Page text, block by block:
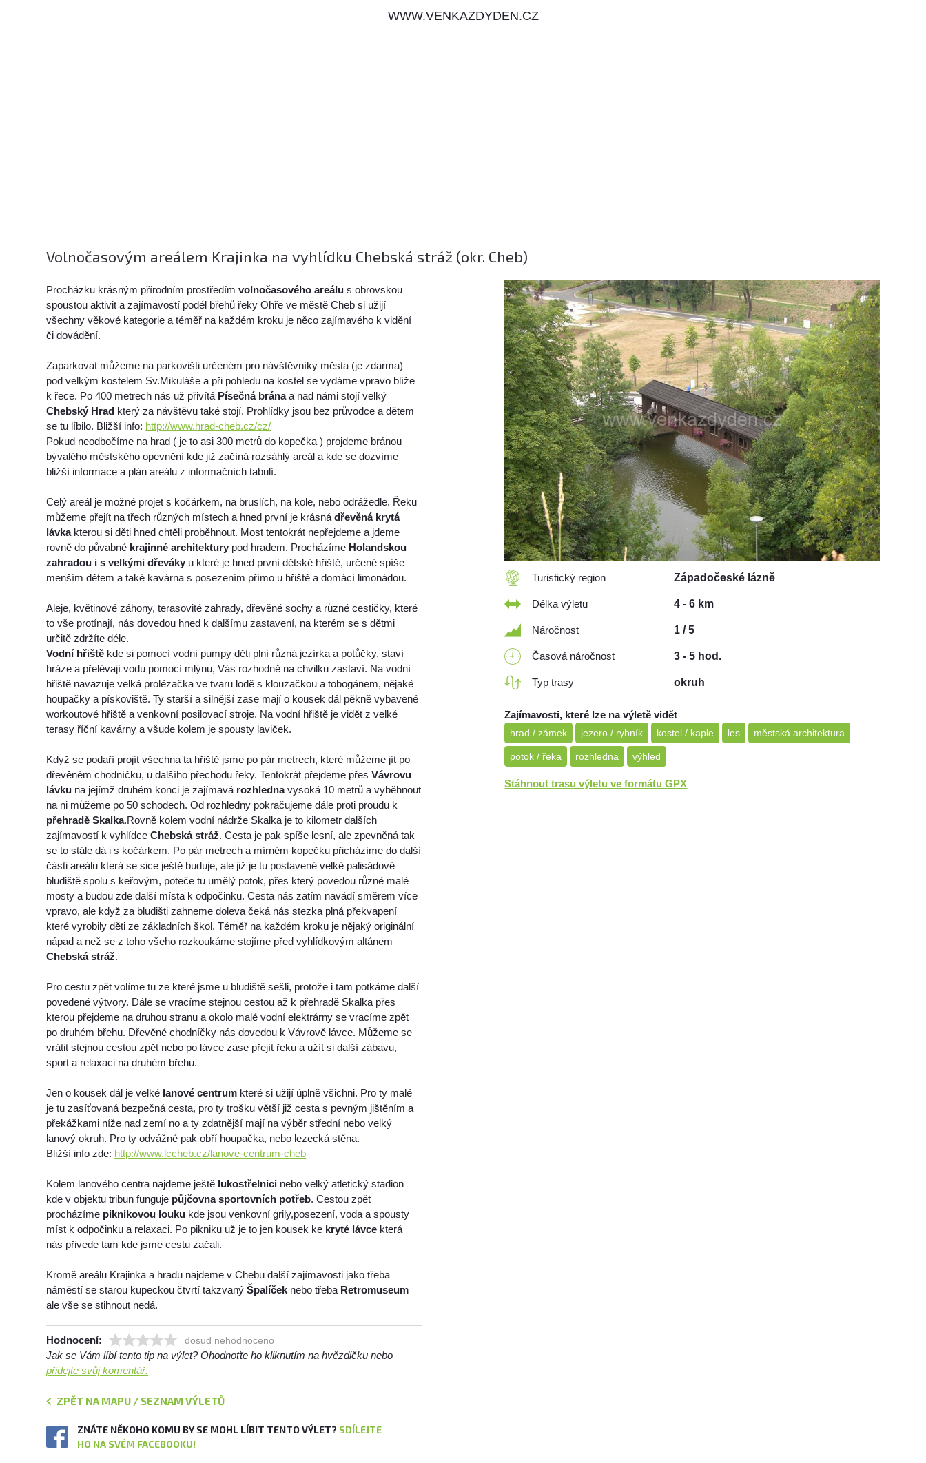
WWW.VENKAZDYDEN.CZ
Volnočasovým areálem Krajinka na vyhlídku Chebská stráž (okr. Cheb)
Procházku krásným přírodním prostředímvolnočasového areálu s obrovskou
spoustou aktivit a zajímavostí podél břehů řeky Ohře ve městě Cheb si užijí
všechny věkové kategorie a téměř na každém kroku je něco zajímavého k vidění
či dovádění.
Zaparkovat můžeme na parkovišti určeném pro návštěvníky města (je zdarma)
pod velkým kostelem Sv.Mikuláše a při pohledu na kostel se vydáme vpravo blíže
k řece. Po 400 metrech nás už přivítá Písečná bránaa nad námi stojí velký
Chebský Hrad který za návštěvu také stojí. Prohlídky jsou bez průvodce a dětem
se tu líbilo. Bližší info: http://www.hrad-cheb.cz/cz/
Pokud neodbočíme na hrad ( je to asi 300 metrů do kopečka ) projdeme bránou
bývalého městského opevnění kde již začíná rozsáhlý areál a kde se dozvíme
bližší informace a plán areálu z informačních tabulí.
Celý areál je možné projet s kočárkem, na bruslích, na kole, nebo odrážedle. Řeku
můžeme přejít na třech různých místech a hned první je krásnádřevěná krytá
lávkakterou si děti hned chtěli proběhnout. Most tentokrát nepřejdeme a jdeme
rovně do půvabné krajinné architektury pod hradem. Procházíme Holandskou
zahradou i s velkými dřeváky u které je hned první dětské hřiště, určené spíše
menším dětem a také kavárna s posezením přímo u hřiště a domácí limonádou.
Aleje, květinové záhony, terasovité zahrady, dřevěné sochy a různé cestičky, které
to vše protínají, nás dovedou hned k dalšímu zastavení, na kterém se s dětmi
určitě zdržíte déle.
Vodní hřiště kde si pomocí vodní pumpy děti plní různá jezírka a potůčky, staví
hráze a přelévají vodu pomocí mlýnu, Vás rozhodně na chvilku zastaví. Na vodní
hřiště navazuje velká prolézačka ve tvaru lodě s klouzačkou a tobogánem, nějaké
houpačky a pískoviště. Ty starší a silnější zase mají o kousek dál pěkně vybavené
workoutové hřiště a venkovní posilovací stroje. Na vodní hřiště je vidět z velké
terasy říční kavárny a všude kolem je spousty laviček.
Když se podaří projít všechna ta hřiště jsme po pár metrech, které můžeme jít po
dřevěném chodníčku, u dalšího přechodu řeky. Tentokrát přejdeme přesVávrovu
lávku na jejímž druhém konci je zajímavá rozhlednavysoká 10 metrů a vyběhnout
na ni můžeme po 50 schodech. Od rozhledny pokračujeme dále proti proudu k
přehradě Skalka.Rovně kolem vodní nádrže Skalka je to kilometr dalších
zajímavostí k vyhlídceChebská stráž. Cesta je pak spíše lesní, ale zpevněná tak
se to stále dá i s kočárkem. Po pár metrech a mírném kopečku přicházíme do další
části areálu která se sice ještě buduje, ale již je tu postavené velké palisádové
bludiště spolu s keřovým, poteče tu umělý potok, přes který povedou různé malé
mosty a budou zde další místa k odpočinku. Cesta nás zatím navádí směrem více
vpravo, ale když za bludišti zahneme doleva čeká nás stezka plná překvapení
které vyrobily děti ze základních škol. Téměř na každém kroku je nějaký originální
nápad a než se z toho všeho rozkoukáme stojíme před vyhlídkovým altánem
Chebská stráž.
Pro cestu zpět volíme tu ze které jsme u bludiště sešli, protože i tam potkáme další
povedené výtvory. Dále se vracíme stejnou cestou až k přehradě Skalka přes
kterou přejdeme na druhou stranu a okolo malé vodní elektrárny se vracíme zpět
po druhém břehu. Dřevěné chodníčky nás dovedou k Vávrově lávce. Můžeme se
vrátit stejnou cestou zpět nebo po lávce zase přejít řeku a užít si další zábavu,
sport a relaxaci na druhém břehu.
Jen o kousek dál je velké lanové centrum které si užijí úplně všichni. Pro ty malé
je tu zasíťovaná bezpečná cesta, pro ty trošku větší již cesta s pevným jištěním a
překážkami níže nad zemí no a ty zdatnější mají na výběr střední nebo velký
lanový okruh. Pro ty odvážné pak obří houpačka, nebo lezecká stěna.
Bližší info zde: http://www.lccheb.cz/lanove-centrum-cheb
Kolem lanového centra najdeme ještě lukostřelnici nebo velký atletický stadion
kde v objektu tribun funguje půjčovna sportovních potřeb. Cestou zpět
procházíme piknikovou louku kde jsou venkovní grily,posezení, voda a spousty
míst k odpočinku a relaxaci. Po pikniku už je to jen kousek ke kryté lávce která
nás přivede tam kde jsme cestu začali.
Kromě areálu Krajinka a hradu najdeme v Chebu další zajímavosti jako třeba
náměstí se starou kupeckou čtvrtí takzvanýŠpalíček nebo třeba Retromuseum
ale vše se stihnout nedá.
Hodnocení: dosud nehodnoceno
Jak se Vám líbí tento tip na výlet? Ohodnoťte ho kliknutím na hvězdičku nebo
přidejte svůj komentář.
ZPĚT NA MAPU / SEZNAM VÝLETŮ
ZNÁTE NĚKOHO KOMU BY SE MOHL LÍBIT TENTO VÝLET? SDÍLEJTE
HO NA SVÉM FACEBOOKU!
Turistický region Západočeské lázně
Délka výletu 4 - 6 km
Náročnost 1 / 5
Časová náročnost 3 - 5 hod.
Typ trasy okruh
Zajímavosti, které lze na výletě vidět
hrad / zámek jezero / rybník kostel / kaple les městská architektura
potok / řeka rozhledna výhled
Stáhnout trasu výletu ve formátu GPX